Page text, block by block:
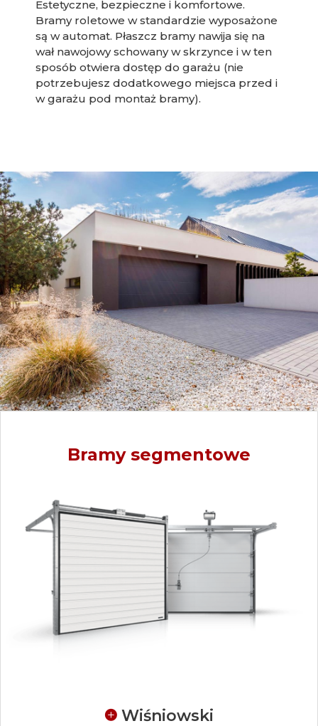
Estetyczne, bezpieczne i komfortowe.
Bramy roletowe w standardzie wyposażone
są w automat. Płaszcz bramy nawija się na
wał nawojowy schowany w skrzynce i w ten
sposób otwiera dostęp do garażu (nie
potrzebujesz dodatkowego miejsca przed i
w garażu pod montaż bramy).
Bramy segmentowe
Wiśniowski